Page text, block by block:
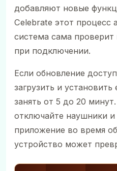
добавляют новые
Celebrate этот процесс
система сама проверит
при подключении.
Если обновление
загрузить и
занять от 5 до 20
отключайте наушники и
приложение во время
устройство может